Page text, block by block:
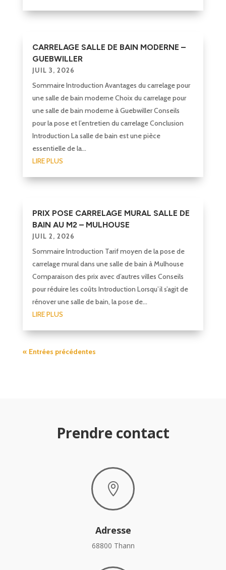
CARRELAGE SALLE DE BAIN MODERNE –
GUEBWILLER
JUIL 3, 2026
Sommaire Introduction Avantages du carrelage pour
une salle de bain moderne Choix du carrelage pour
une salle de bain moderne à Guebwiller Conseils
pour la pose et l’entretien du carrelage Conclusion
Introduction La salle de bain est une pièce
essentielle de la...
LIRE PLUS
PRIX POSE CARRELAGE MURAL SALLE DE
BAIN AU M2 – MULHOUSE
JUIL 2, 2026
Sommaire Introduction Tarif moyen de la pose de
carrelage mural dans une salle de bain à Mulhouse
Comparaison des prix avec d’autres villes Conseils
pour réduire les coûts Introduction Lorsqu’il s’agit de
rénover une salle de bain, la pose de...
LIRE PLUS
« Entrées précédentes
Prendre contact

Adresse
68800 Thann